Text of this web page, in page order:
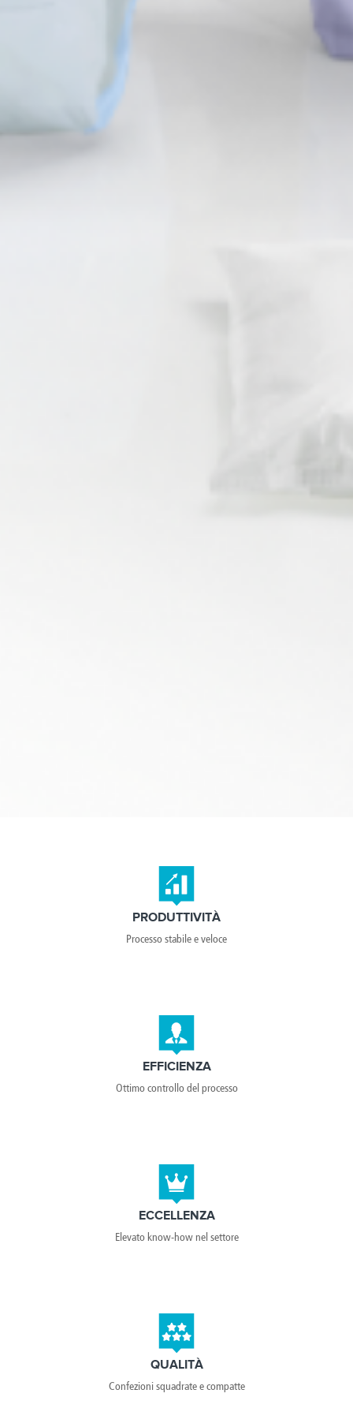
PRODUTTIVITÀ
Processo stabile e veloce
EFFICIENZA
Ottimo controllo del processo
ECCELLENZA
Elevato know-how nel settore
QUALITÀ
Confezioni squadrate e compatte